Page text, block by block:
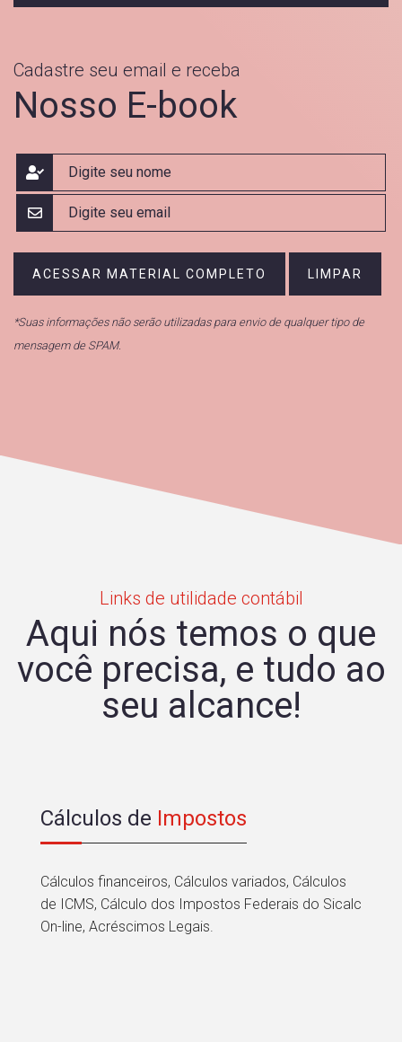
Cadastre seu email e receba
Nosso E-book
ACESSAR MATERIAL COMPLETO LIMPAR
*Suas informações não serão utilizadas para envio de qualquer tipo de
mensagem de SPAM.
Links de utilidade contábil
Aqui nós temos o que
você precisa, e tudo ao
seu alcance!
Cálculos de Impostos
Cálculos financeiros, Cálculos variados, Cálculos
de ICMS, Cálculo dos Impostos Federais do Sicalc
On-line, Acréscimos Legais.